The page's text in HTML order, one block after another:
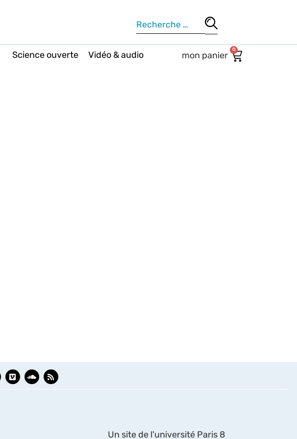
Science ouverte Vidéo & audio 0
Un site de l'université Paris 8